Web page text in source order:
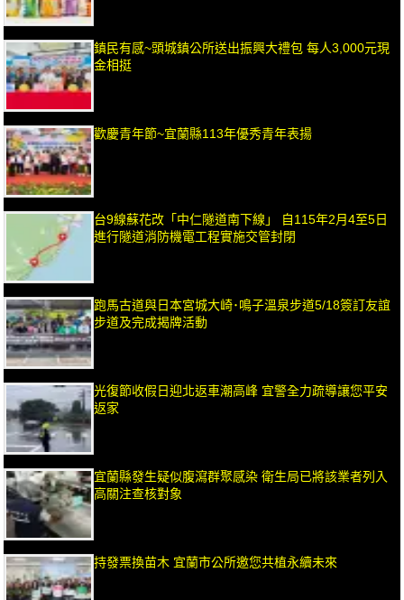
鎮民有感~頭城鎮公所送出振興大禮包 每人3,000元現
金相挺
歡慶青年節~宜蘭縣113年優秀青年表揚
台9線蘇花改「中仁隧道南下線」 自115年2月4至5日
進行隧道消防機電工程實施交管封閉
跑馬古道與日本宮城大崎･鳴子溫泉步道5/18簽訂友誼
步道及完成揭牌活動
光復節收假日迎北返車潮高峰 宜警全力疏導讓您平安
返家
宜蘭縣發生疑似腹瀉群聚感染 衛生局已將該業者列入
高關注查核對象
持發票換苗木 宜蘭市公所邀您共植永續未來